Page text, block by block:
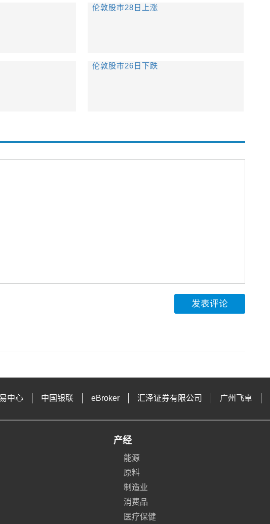
伦敦股市28日上涨
伦敦股市26日下跌
发表评论
中心 中国银联 eBroker 汇泽证券有限公司 广州飞卓
产经
能源
原料
制造业
消费品
医疗保健